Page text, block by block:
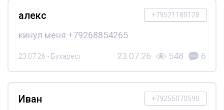
+79521180128
алекс
кинул меня +79268854265
23.07.26 - Бухарест 23.07.26 548 6
+79255070590
Иван